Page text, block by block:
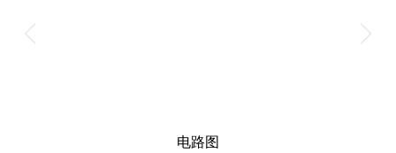
电路图